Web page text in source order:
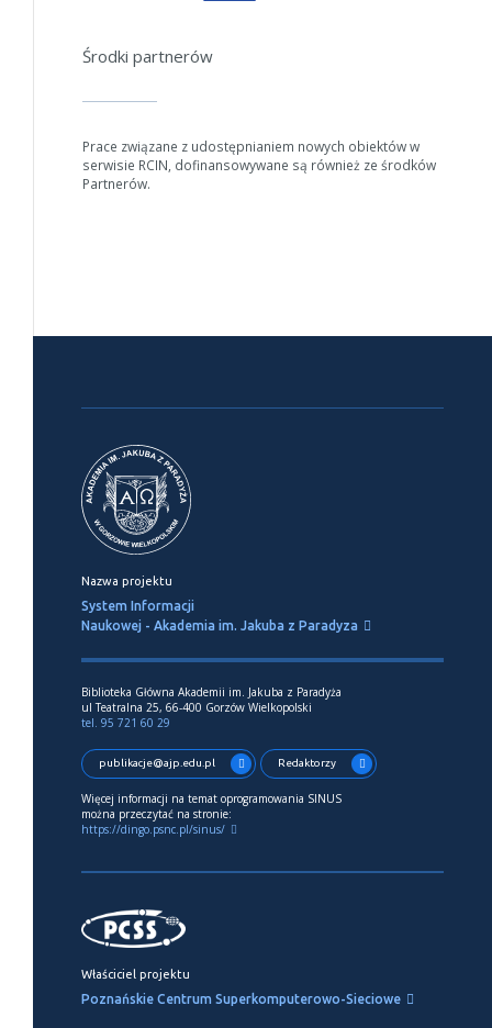
Środki partnerów
Prace związane z udostępnianiem nowych obiektów w
serwisie RCIN, dofinansowywane są również ze środków
Partnerów.
Nazwa projektu
System Informacji
Naukowej - Akademia im. Jakuba z Paradyza
Biblioteka Główna Akademii im. Jakuba z Paradyża
ul Teatralna 25, 66-400 Gorzów Wielkopolski
tel. 95 721 60 29
publikacje@ajp.edu.pl Redaktorzy
Więcej informacji na temat oprogramowania SINUS
można przeczytać na stronie:
https://dingo.psnc.pl/sinus/
Właściciel projektu
Poznańskie Centrum Superkomputerowo-Sieciowe